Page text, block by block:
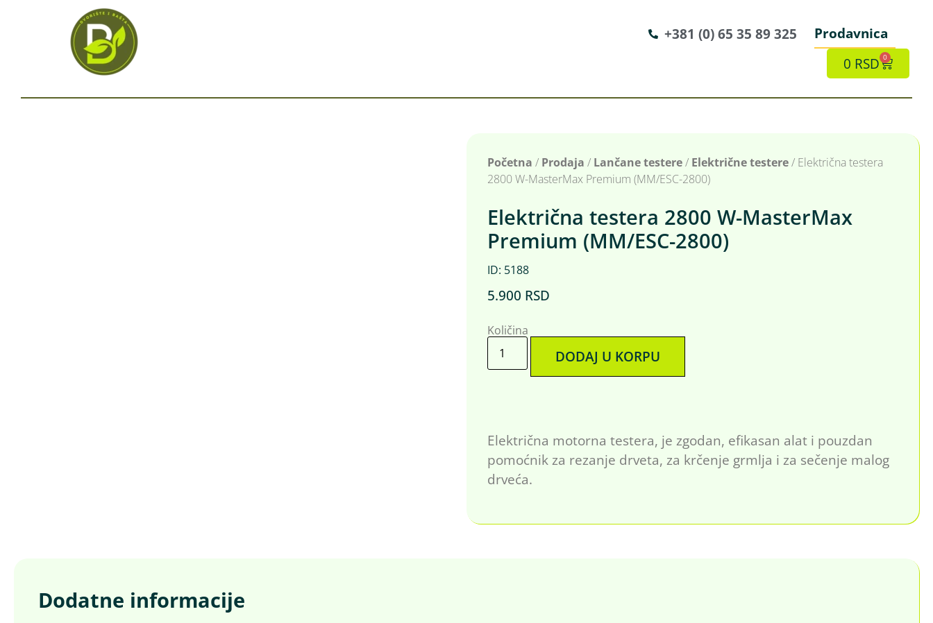
+381 (0) 65 35 89 325
Prodavnica
0 RSD 0
Početna / Prodaja / Lančane testere/ Električne testere/ Električna testera
2800 W-MasterMax Premium (MM/ESC-2800)
Električna testera 2800 W-MasterMax
Premium (MM/ESC-2800)
ID: 5188
5.900 RSD
Količina
DODAJ U KORPU
Električna motorna testera, je zgodan, efikasan alat i pouzdan
pomoćnik za rezanje drveta, za krčenje grmlja i za sečenje malog
drveća.
Dodatne informacije